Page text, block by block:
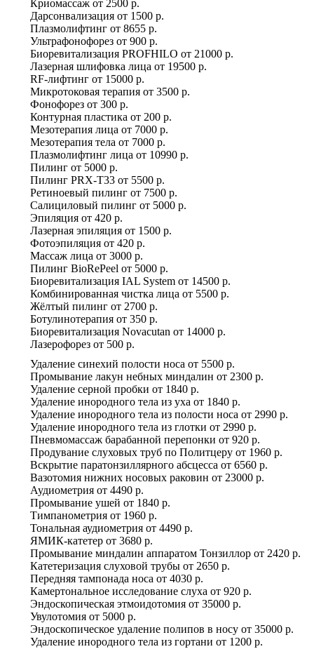
Криомассаж от 2500 р.
Дарсонвализация от 1500 р.
Плазмолифтинг от 8655 р.
Ультрафонофорез от 900 р.
Биоревитализация PROFHILO от 21000 р.
Лазерная шлифовка лица от 19500 р.
RF-лифтинг от 15000 р.
Микротоковая терапия от 3500 р.
Фонофорез от 300 р.
Контурная пластика от 200 р.
Мезотерапия лица от 7000 р.
Мезотерапия тела от 7000 р.
Плазмолифтинг лица от 10990 р.
Пилинг от 5000 р.
Пилинг PRX-T33 от 5500 р.
Ретиноевый пилинг от 7500 р.
Салициловый пилинг от 5000 р.
Эпиляция от 420 р.
Лазерная эпиляция от 1500 р.
Фотоэпиляция от 420 р.
Массаж лица от 3000 р.
Пилинг BioRePeel от 5000 р.
Биоревитализация IAL System от 14500 р.
Комбинированная чистка лица от 5500 р.
Жёлтый пилинг от 2700 р.
Ботулинотерапия от 350 р.
Биоревитализация Novacutan от 14000 р.
Лазерофорез от 500 р.
Удаление синехий полости носа от 5500 р.
Промывание лакун небных миндалин от 2300 р.
Удаление серной пробки от 1840 р.
Удаление инородного тела из уха от 1840 р.
Удаление инородного тела из полости носа от 2990 р.
Удаление инородного тела из глотки от 2990 р.
Пневмомассаж барабанной перепонки от 920 р.
Продувание слуховых труб по Политцеру от 1960 р.
Вскрытие паратонзиллярного абсцесса от 6560 р.
Вазотомия нижних носовых раковин от 23000 р.
Аудиометрия от 4490 р.
Промывание ушей от 1840 р.
Тимпанометрия от 1960 р.
Тональная аудиометрия от 4490 р.
ЯМИК-катетер от 3680 р.
Промывание миндалин аппаратом Тонзиллор от 2420 р.
Катетеризация слуховой трубы от 2650 р.
Передняя тампонада носа от 4030 р.
Камертональное исследование слуха от 920 р.
Эндоскопическая этмоидотомия от 35000 р.
Увулотомия от 5000 р.
Эндоскопическое удаление полипов в носу от 35000 р.
Удаление инородного тела из гортани от 1200 р.